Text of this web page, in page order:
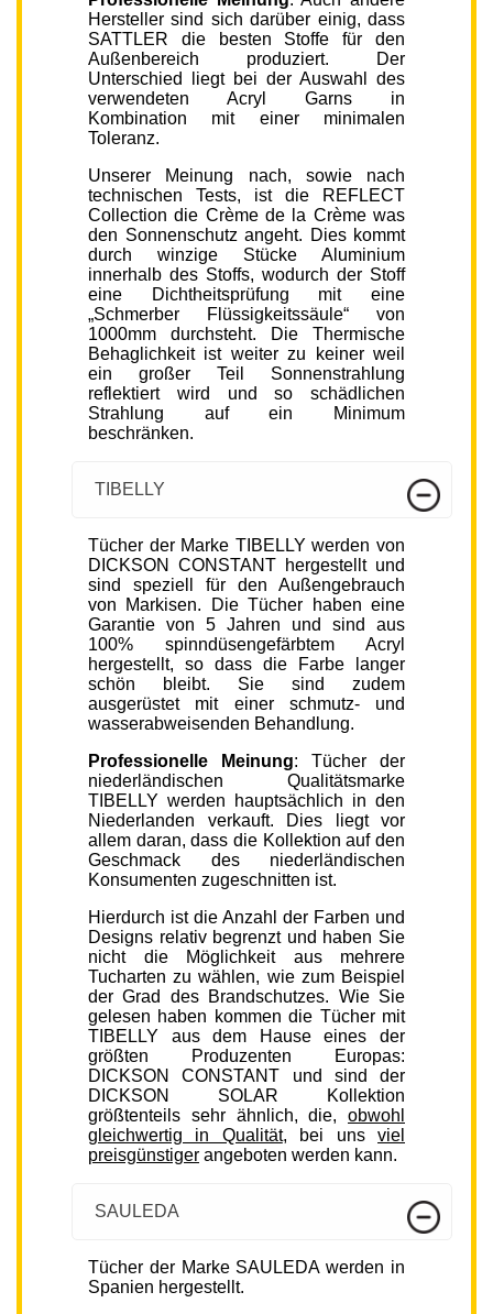
Hersteller sind sich darüber einig, dass
SATTLER die besten Stoffe für den
Außenbereich produziert. Der
Unterschied liegt bei der Auswahl des
verwendeten Acryl Garns in
Kombination mit einer minimalen
Toleranz.
Unserer Meinung nach, sowie nach
technischen Tests, ist die REFLECT
Collection die Crème de la Crème was
den Sonnenschutz angeht. Dies kommt
durch winzige Stücke Aluminium
innerhalb des Stoffs, wodurch der Stoff
eine Dichtheitsprüfung mit eine
„Schmerber Flüssigkeitssäule“ von
1000mm durchsteht. Die Thermische
Behaglichkeit ist weiter zu keiner weil
ein großer Teil Sonnenstrahlung
reflektiert wird und so schädlichen
Strahlung auf ein Minimum
beschränken.
TIBELLY
Tücher der Marke TIBELLY werden von
DICKSON CONSTANT hergestellt und
sind speziell für den Außengebrauch
von Markisen. Die Tücher haben eine
Garantie von 5 Jahren und sind aus
100% spinndüsengefärbtem Acryl
hergestellt, so dass die Farbe langer
schön bleibt. Sie sind zudem
ausgerüstet mit einer schmutz- und
wasserabweisenden Behandlung.
Professionelle Meinung: Tücher der
niederländischen Qualitätsmarke
TIBELLY werden hauptsächlich in den
Niederlanden verkauft. Dies liegt vor
allem daran, dass die Kollektion auf den
Geschmack des niederländischen
Konsumenten zugeschnitten ist.
Hierdurch ist die Anzahl der Farben und
Designs relativ begrenzt und haben Sie
nicht die Möglichkeit aus mehrere
Tucharten zu wählen, wie zum Beispiel
der Grad des Brandschutzes. Wie Sie
gelesen haben kommen die Tücher mit
TIBELLY aus dem Hause eines der
größten Produzenten Europas:
DICKSON CONSTANT und sind der
DICKSON SOLAR Kollektion
größtenteils sehr ähnlich, die, obwohl
gleichwertig in Qualität, bei unsviel
preisgünstiger angeboten werden kann.
SAULEDA
Tücher der Marke SAULEDA werden in
Spanien hergestellt.